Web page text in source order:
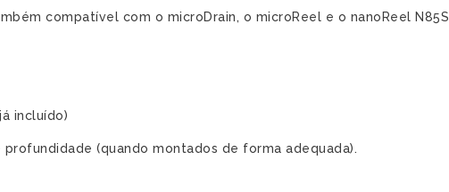
compatível com o microDrain, o microReel e o nanoReel N85S
incluído)
(quando montados de forma adequada).